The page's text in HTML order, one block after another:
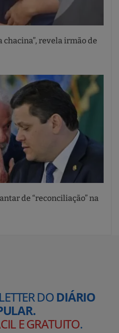
chacina”, revela irmão de
de “reconciliação” na
DODIÁRIO
E GRATUITO.